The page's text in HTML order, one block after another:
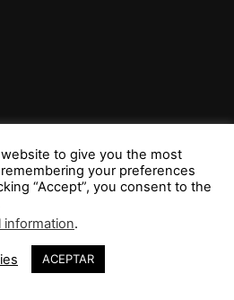
to give you the most
your preferences
“Accept”, you consent to the
information.
ACEPTAR